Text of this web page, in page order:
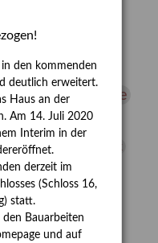
Exlibris
Florenz Fotografie
Kurt Müller
Mythologie
Kirchhoff Heldinnen
Jahresempfang
Kunst
den kommenden
deutlich erweitert.
Haus an der
Am 14. Juli 2020
Interim in der
derzeit im
(Schloss 16,
statt.
Bauarbeiten
und auf